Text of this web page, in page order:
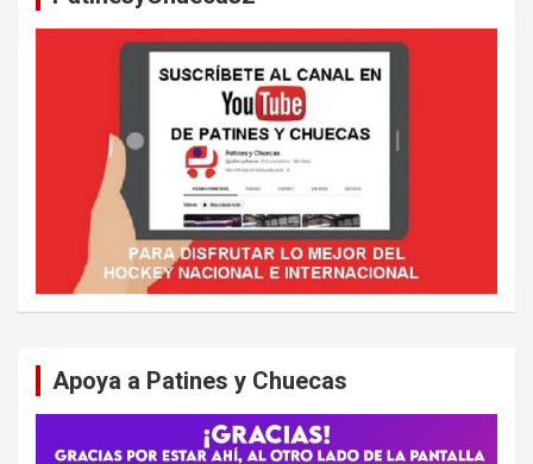
Apoya a Patines y Chuecas